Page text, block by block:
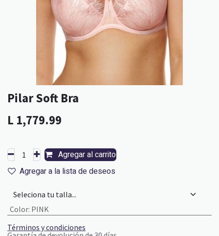
Pilar Soft Bra
L 1,779.99
Agregar al carrito
Agregar a la lista de deseos
Color: PINK
Términos y condiciones